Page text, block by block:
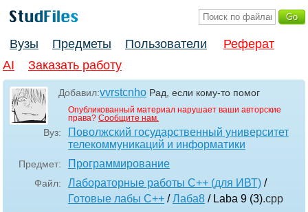
Вузы Предметы Пользователи
Реферат
AI
Заказать работу
Добавил:vvrstcnho Рад, если кому-то помог
Опубликованный материал нарушает ваши авторские
права? Сообщите нам.
Вуз:
Поволжский государственный университет
телекоммуникаций и информатики
Предмет: Программирование
Файл: Лабораторные работы С++ (для ИВТ) /
Готовые лабы С++ /Лаба8 / Laba 9 (3).cpp